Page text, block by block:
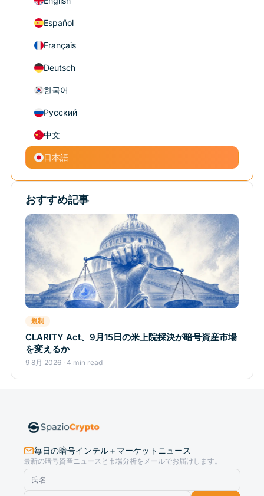
Español
Français
Deutsch
한국어
Русский
中文
日本語
おすすめ記事
規制
CLARITY Act、9月15日の米上院採決が暗号資産市場
を変えるか
9 8月 2026 · 4 min read
毎日の暗号インテル＋マーケットニュース
最新の暗号資産ニュースと市場分析をメールでお届けします。